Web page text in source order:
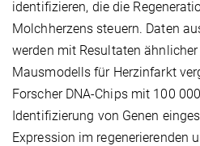
identifizieren, die die
Molchherzens steuern. Daten
werden mit Resultaten ähnlicher
Mausmodells für Herzinfarkt
Forscher DNA-Chips mit 100
Identifizierung von Genen
Expression im regenerierenden